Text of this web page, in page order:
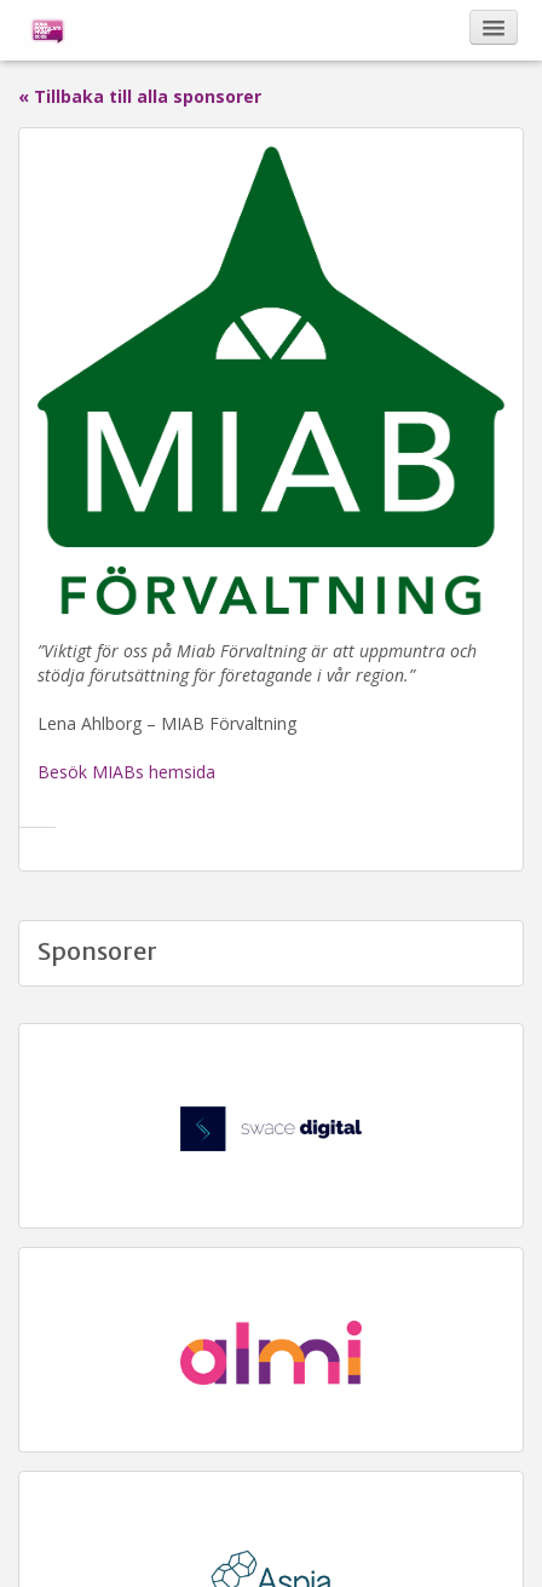
Vinnare
« Tillbaka till alla sponsorer
”Viktigt för oss på Miab Förvaltning är att uppmuntra och
stödja förutsättning för företagande i vår region.”
Lena Ahlborg – MIAB Förvaltning
Besök MIABs hemsida
Sponsorer